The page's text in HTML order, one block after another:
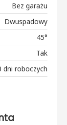
Bez garażu
Dwuspadowy
45°
Tak
dni roboczych